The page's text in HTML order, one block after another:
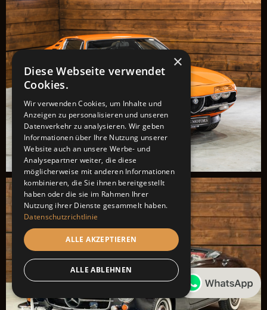
×
Diese Webseite verwendet
Cookies.
Wir verwenden Cookies, um Inhalte und
Anzeigen zu personalisieren und unseren
Datenverkehr zu analysieren. Wir geben
Informationen über Ihre Nutzung unserer
Website auch an unsere Werbe- und
Analysepartner weiter, die diese
möglicherweise mit anderen Informationen
kombinieren, die Sie ihnen bereitgestellt
haben oder die sie im Rahmen Ihrer
Nutzung ihrer Dienste gesammelt haben.
Datenschutzrichtlinie
ALLE AKZEPTIEREN
ALLE ABLEHNEN